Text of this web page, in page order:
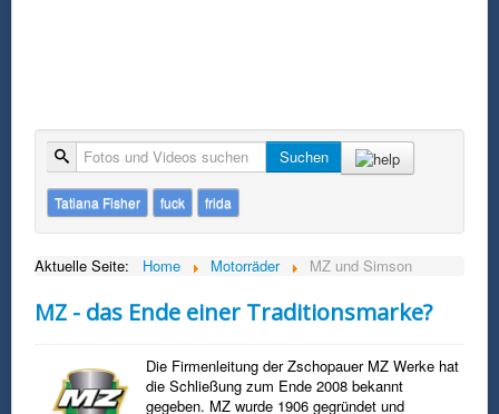
Suche Suchen
Tatiana Fisher fuck frida
Aktuelle Seite: Home Motorräder MZ und Simson
MZ - das Ende einer Traditionsmarke?
Die Firmenleitung der Zschopauer MZ Werke hat
die Schließung zum Ende 2008 bekannt
gegeben. MZ wurde 1906 gegründet und